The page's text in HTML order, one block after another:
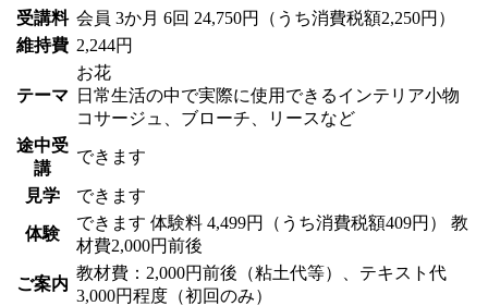
受講料 会員 3か月 6回 24,750円（うち消費税額2,250円）
維持費 2,244円
テーマ
お花
日常生活の中で実際に使用できるインテリア小物
コサージュ、ブローチ、リースなど
途中受
講
できます
見学 できます
体験
できます 体験料 4,499円（うち消費税額409円） 教
材費2,000円前後
ご案内
教材費：2,000円前後（粘土代等）、テキスト代
3,000円程度（初回のみ）